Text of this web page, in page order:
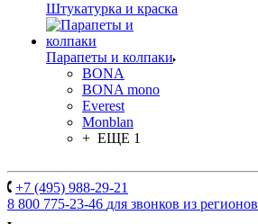
Штукатурка и краска
Парапеты и колпаки
BONA
BONA mono
Everest
Monblan
+ ЕЩЕ 1
+7 (495) 988-29-21
8 800 775-23-46 для звонков из регионов